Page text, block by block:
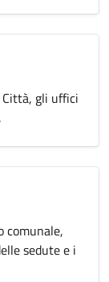
gli uffici
comunale,
sedute e i